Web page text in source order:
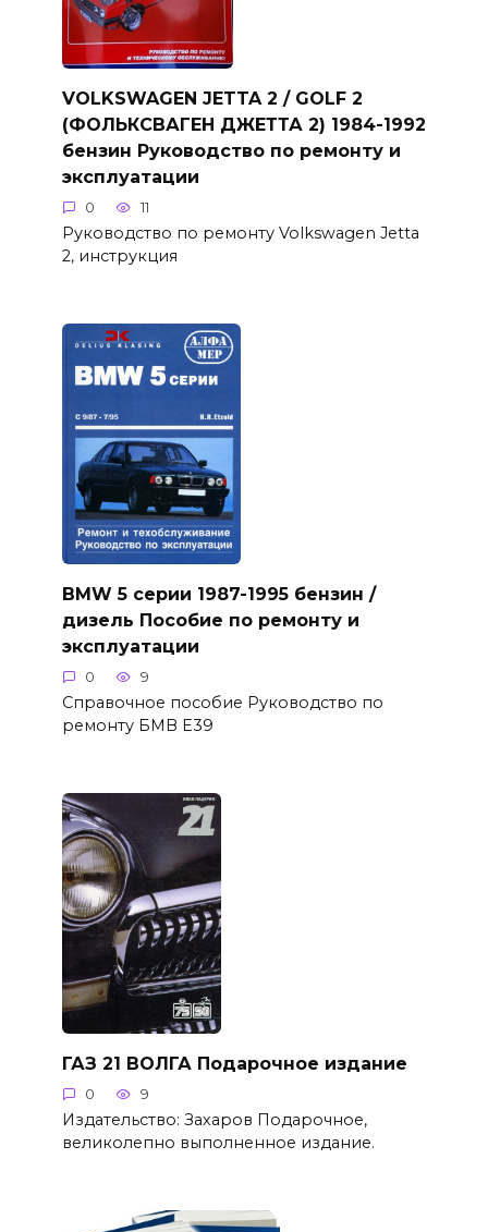
VOLKSWAGEN JETTA 2 / GOLF 2
(ФОЛЬКСВАГЕН ДЖЕТТА 2) 1984-1992
бензин Руководство по ремонту и
эксплуатации
0 11
Руководство по ремонту Volkswagen Jetta
2, инструкция
BMW 5 серии 1987-1995 бензин /
дизель Пособие по ремонту и
эксплуатации
0 9
Справочное пособие Руководство по
ремонту БМВ Е39
ГАЗ 21 ВОЛГА Подарочное издание
0 9
Издательство: Захаров Подарочное,
великолепно выполненное издание.